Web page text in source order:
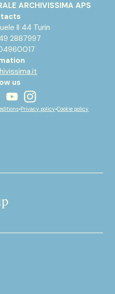
ARCHIVISSIMA APS
II 44 Turin
2887997
us
youtubeinstagram
•Privacy policy•Cookie policy